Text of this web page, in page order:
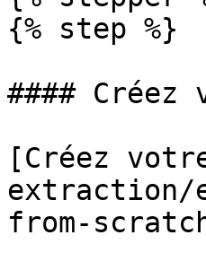
{% step %}
#### Créez
[Créez
extraction/
from-